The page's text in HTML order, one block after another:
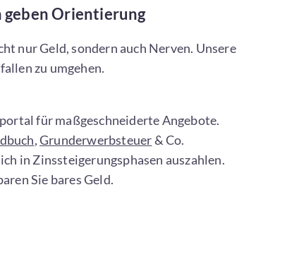
geben Orientierung
nur Geld, sondern auch Nerven. Unsere
zu umgehen.
für maßgeschneiderte Angebote.
,Grunderwerbsteuer& Co.
in Zinssteigerungsphasen auszahlen.
Sie bares Geld.